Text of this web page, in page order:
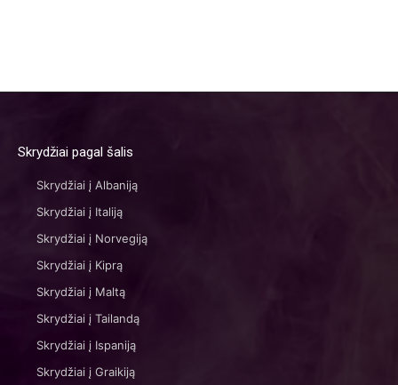
Skrydžiai pagal šalis
Skrydžiai į Albaniją
Skrydžiai į Italiją
Skrydžiai į Norvegiją
Skrydžiai į Kiprą
Skrydžiai į Maltą
Skrydžiai į Tailandą
Skrydžiai į Ispaniją
Skrydžiai į Graikiją